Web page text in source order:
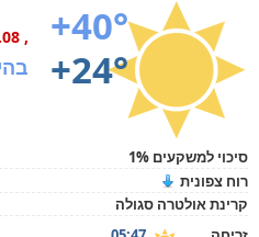
+40°
+24°
, 08.08
סיכוי למשקעים 1%
רוח צפונית
קרינת אולטרה סגולה